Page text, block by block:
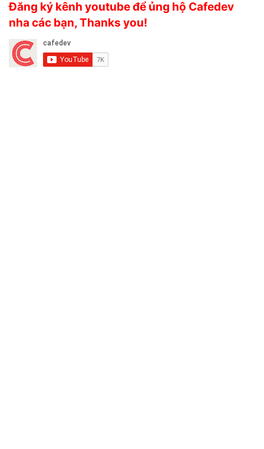
Đăng ký kênh youtube để ủng hộ Cafedev
nha các bạn, Thanks you!